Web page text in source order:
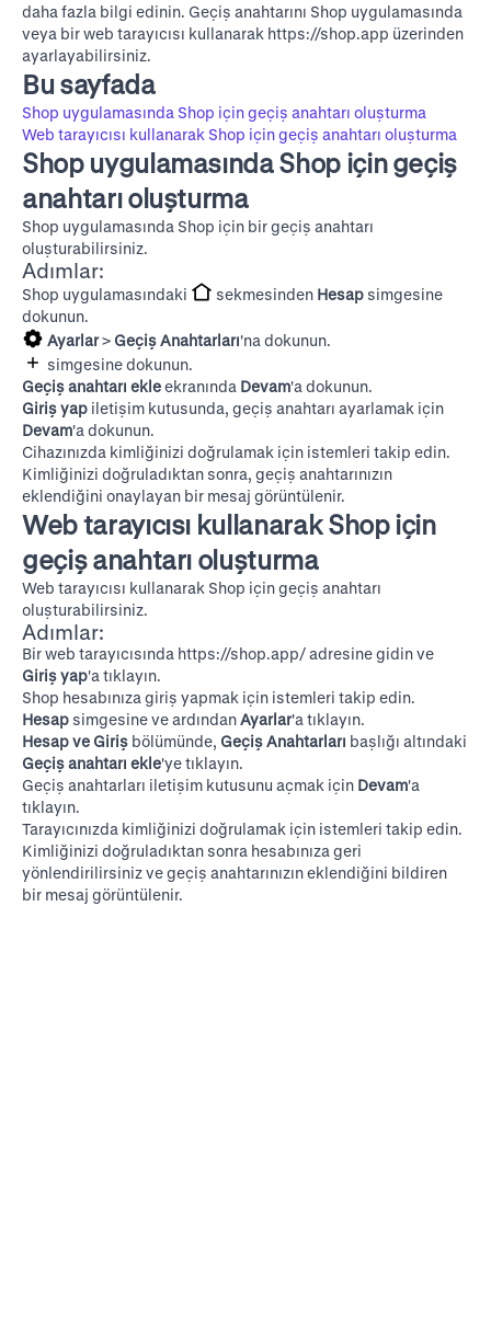
daha fazla bilgi edinin. Geçiş anahtarını Shop uygulamasında
veya bir web tarayıcısı kullanarak https://shop.app üzerinden
ayarlayabilirsiniz.
Bu sayfada
Shop uygulamasında Shop için geçiş anahtarı oluşturma
Web tarayıcısı kullanarak Shop için geçiş anahtarı oluşturma
Shop uygulamasında Shop için geçiş
anahtarı oluşturma
Shop uygulamasında Shop için bir geçiş anahtarı
oluşturabilirsiniz.
Adımlar:
Shop uygulamasındaki sekmesinden Hesap simgesine
dokunun.
Ayarlar> Geçiş Anahtarları'na dokunun.
simgesine dokunun.
Geçiş anahtarı ekleekranında Devam'a dokunun.
Giriş yap iletişim kutusunda, geçiş anahtarı ayarlamak için
Devam'a dokunun.
Cihazınızda kimliğinizi doğrulamak için istemleri takip edin.
Kimliğinizi doğruladıktan sonra, geçiş anahtarınızın
eklendiğini onaylayan bir mesaj görüntülenir.
Web tarayıcısı kullanarak Shop için
geçiş anahtarı oluşturma
Web tarayıcısı kullanarak Shop için geçiş anahtarı
oluşturabilirsiniz.
Adımlar:
Bir web tarayıcısında https://shop.app/adresine gidin ve
Giriş yap'a tıklayın.
Shop hesabınıza giriş yapmak için istemleri takip edin.
Hesap simgesine ve ardındanAyarlar'a tıklayın.
Hesap ve Giriş bölümünde, Geçiş Anahtarları başlığı altındaki
Geçiş anahtarı ekle'ye tıklayın.
Geçiş anahtarları iletişim kutusunu açmak için Devam'a
tıklayın.
Tarayıcınızda kimliğinizi doğrulamak için istemleri takip edin.
Kimliğinizi doğruladıktan sonra hesabınıza geri
yönlendirilirsiniz ve geçiş anahtarınızın eklendiğini bildiren
bir mesaj görüntülenir.